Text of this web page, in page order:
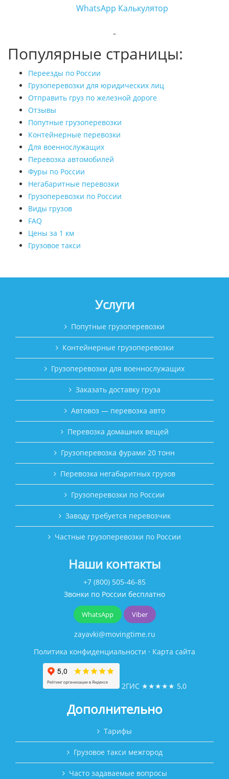
WhatsApp Калькулятор
Популярные страницы:
Переезды по России
Грузоперевозки для юридических лиц
Отправить груз по железной дороге
Отзывы
Попутные грузоперевозки
Контейнерные перевозки
Для военнослужащих
Перевозка автомобилей
Фуры по России
Негабаритные перевозки
Грузоперевозки по России
Виды грузов
FAQ
Цены за 1 км
Грузовое такси
Услуги
Попутные грузоперевозки
Контейнерные грузоперевозки
Грузоперевозки для военнослужащих
Заказать доставку груза
Автовоз — перевозка авто
Перевозка домашних вещей
Грузоперевозка фурами 20 тонн
Перевозка негабаритных грузов
Грузоперевозки по России
Заводу требуется перевозчик
Частные грузоперевозки по России
Наши контакты
+7 (800) 505-46-85
Звонки по России бесплатно
WhatsApp Viber
zayavki@movingtime.ru
Политика конфиденциальности · Карта сайта
2ГИС ★★★★★ 5,0
Дополнительно
Тарифы
Грузовое такси межгород
Часто задаваемые вопросы